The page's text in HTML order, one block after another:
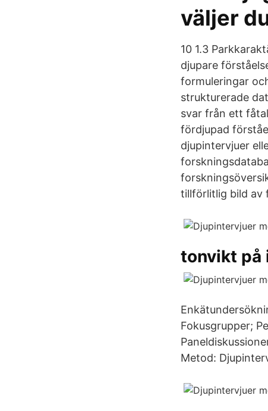
väljer
10 1.3
djupare
formuleringar
strukturerade
svar från ett
fördjupad
djupintervjuer
tillförlitlig bild av
tonvikt på
Fokusgrupper;
Metod: